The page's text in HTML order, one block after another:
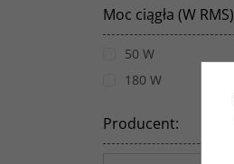
Moc ciągła (W RMS)
50 W
180 W
Producent: